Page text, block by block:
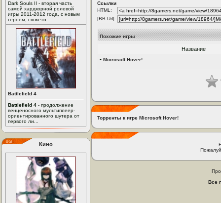
Dark Souls II - вторая часть
самой хардкорной ролевой
игры 2011-2012 года, с новым
героем, сюжето...
Battlefield 4
Battlefield 4 - продолжение
венценосного мультиплеер-
ориентированного шутера от
первого ли...
Кино
Ссылки
HTML:
[BB Url]:
Похожие игры
Название
• Microsoft Hover!
Торренты к игре Microsoft Hover!
Все